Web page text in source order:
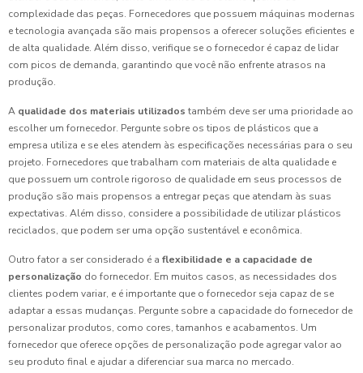
complexidade das peças. Fornecedores que possuem máquinas modernas
e tecnologia avançada são mais propensos a oferecer soluções eficientes e
de alta qualidade. Além disso, verifique se o fornecedor é capaz de lidar
com picos de demanda, garantindo que você não enfrente atrasos na
produção.
A qualidade dos materiais utilizados também deve ser uma prioridade ao
escolher um fornecedor. Pergunte sobre os tipos de plásticos que a
empresa utiliza e se eles atendem às especificações necessárias para o seu
projeto. Fornecedores que trabalham com materiais de alta qualidade e
que possuem um controle rigoroso de qualidade em seus processos de
produção são mais propensos a entregar peças que atendam às suas
expectativas. Além disso, considere a possibilidade de utilizar plásticos
reciclados, que podem ser uma opção sustentável e econômica.
Outro fator a ser considerado é a flexibilidade e a capacidade de
personalização do fornecedor. Em muitos casos, as necessidades dos
clientes podem variar, e é importante que o fornecedor seja capaz de se
adaptar a essas mudanças. Pergunte sobre a capacidade do fornecedor de
personalizar produtos, como cores, tamanhos e acabamentos. Um
fornecedor que oferece opções de personalização pode agregar valor ao
seu produto final e ajudar a diferenciar sua marca no mercado.